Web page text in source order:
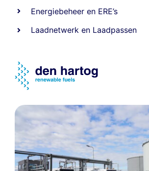
Energiebeheer en ERE’s
Laadnetwerk en Laadpassen